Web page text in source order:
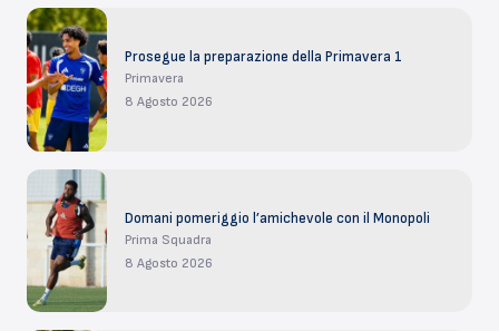
Prosegue la preparazione della Primavera 1
Primavera
8 Agosto 2026
Domani pomeriggio l’amichevole con il Monopoli
Prima Squadra
8 Agosto 2026